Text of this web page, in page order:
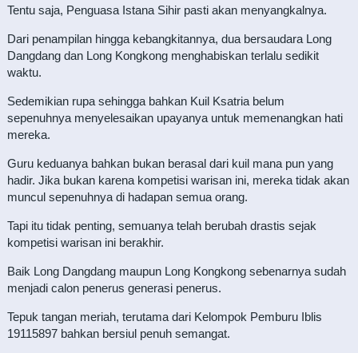
Tentu saja, Penguasa Istana Sihir pasti akan menyangkalnya.
Dari penampilan hingga kebangkitannya, dua bersaudara Long
Dangdang dan Long Kongkong menghabiskan terlalu sedikit
waktu.
Sedemikian rupa sehingga bahkan Kuil Ksatria belum
sepenuhnya menyelesaikan upayanya untuk memenangkan hati
mereka.
Guru keduanya bahkan bukan berasal dari kuil mana pun yang
hadir. Jika bukan karena kompetisi warisan ini, mereka tidak akan
muncul sepenuhnya di hadapan semua orang.
Tapi itu tidak penting, semuanya telah berubah drastis sejak
kompetisi warisan ini berakhir.
Baik Long Dangdang maupun Long Kongkong sebenarnya sudah
menjadi calon penerus generasi penerus.
Tepuk tangan meriah, terutama dari Kelompok Pemburu Iblis
19115897 bahkan bersiul penuh semangat.